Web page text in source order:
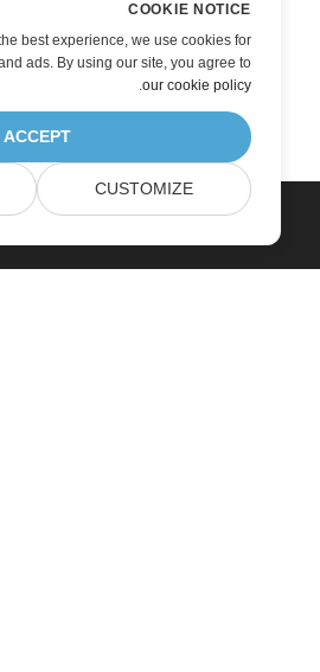
COOKIE NOTICE
the best experience, we use cookies for
ads. By using our site, you agree to
our cookie policy
.
ACCEPT
CUSTOMIZE